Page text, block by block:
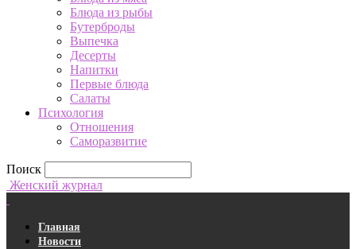
Блюда из рыбы
Бутерброды
Выпечка
Десерты
Напитки
Первые блюда
Салаты
Психология
Отношения
Саморазвитие
Поиск
Женский журнал
Главная
Новости